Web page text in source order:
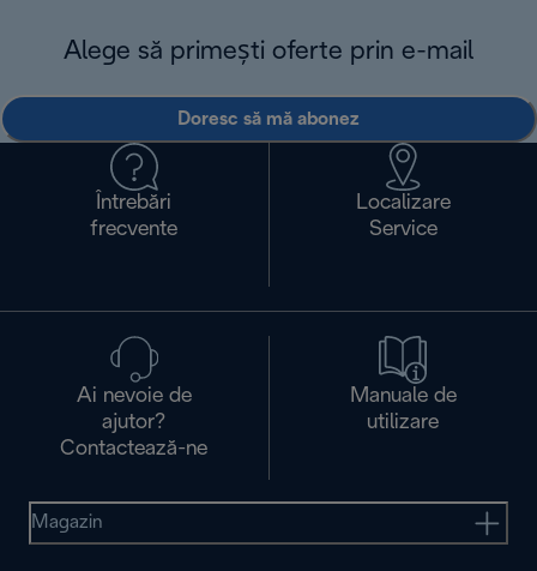
Alege să primești oferte prin e-mail
Doresc să mă abonez
Întrebări
frecvente
Localizare
Service
Ai nevoie de
ajutor?
Contactează-ne
Manuale de
utilizare
Magazin